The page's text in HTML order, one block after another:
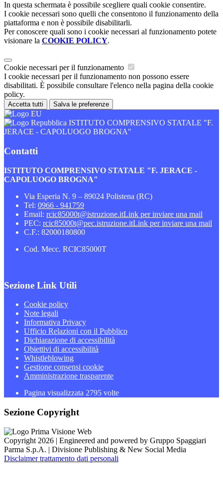
In questa schermata è possibile scegliere quali cookie consentire.
I cookie necessari sono quelli che consentono il funzionamento della
piattaforma e non è possibile disabilitarli.
Per conoscere quali sono i cookie necessari al funzionamento potete
visionare la COOKIE POLICY.
Cookie necessari per il funzionamento
I cookie necessari per il funzionamento non possono essere
disabilitati. È possibile consultare l'elenco nella pagina della cookie
policy.
Accetta tutti Salva le preferenze
ISTITUTO COMPRENSIVO STATALE "F.
JERACE - CAPOLUOGO BROGNA"
Contatti
ISTITUTO COMPRENSIVO STATALE "F. JERACE -
CAPOLUOGO BROGNA"
Via Esperia N. 9 – 89024 Polistena (RC)
Tel: 0966 - 941759
Email: rcic85000t@istruzione.itLink per inviare una mail
PEC: rcic85000t@pec.istruzione.itLink per inviare una mail
C.F.: 82000180800
Cod. Mecc. RCIC85000T
Sezione Link Utili
Cookie policy
Note legali
Informativa Privacy
Ufficio Relazioni con il Pubblico
Dichiarazione di accessibilità
Obiettivi di accessibilità
Whistleblowing
Gestione consensi cookie
Amministrazione trasparente
Pagina visualizzata 2795 volte
Sezione Copyright
Copyright 2026 | Engineered and powered by Gruppo Spaggiari
Parma S.p.A. | Divisione Publishing & New Social Media
Disclaimer trattamento dati personali